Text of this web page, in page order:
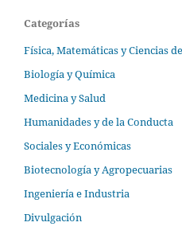
Categorías
Física, Matemáticas y Ciencias
Biología y Química
Medicina y Salud
Humanidades y de la Conducta
Sociales y Económicas
Biotecnología y Agropecuarias
Ingeniería e Industria
Divulgación